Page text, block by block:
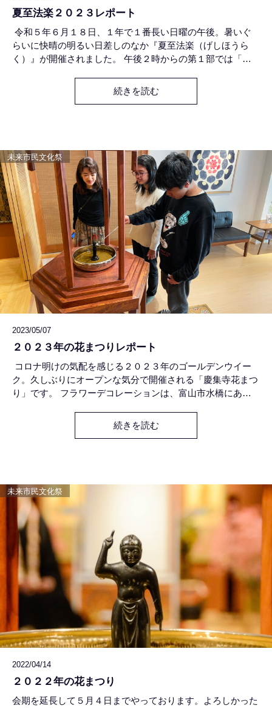
夏至法楽２０２３レポート
令和５年６月１８日、１年で１番長い日曜の午後。暑いぐ
らいに快晴の明るい日差しのなか『夏至法楽（げしほうら
く）』が開催されました。 午後２時からの第１部では「慶
色とHIDE YidakiJapan氏のディジュリドゥの響きを伴奏に、
慶集寺住職が『仏説阿弥陀経』を読経する"音楽法要"をお勤
続きを読む
未来市民文化祭
2023/05/07
２０２３年の花まつりレポート
コロナ明けの気配を感じる２０２３年のゴールデンウイー
ク。久しぶりにオープンな気分で開催される「慶集寺花まつ
り」です。 フラワーデコレーションは、富山市水橋にある
いつもいろいろと注文させていただくのですが、こちらの希
望にセンスよくお応えいただき、いつも素晴らしい作品に仕
続きを読む
未来市民文化祭
2022/04/14
２０２２年の花まつり
会期を延長して５月４日までやっております。よろしかった